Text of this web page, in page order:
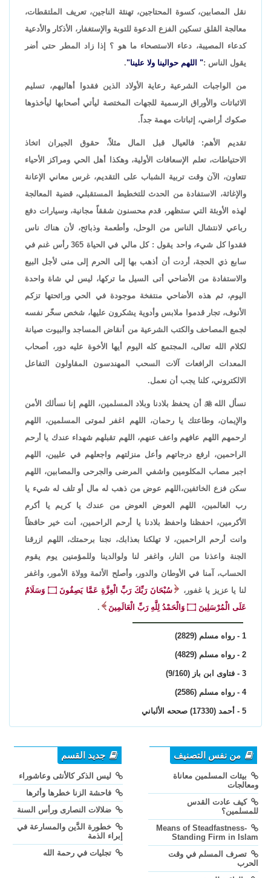
نقل المصابين، كسوة المحتاجين، تهنئة الناجين، تعريف الملتقطات،
معالجة القلق تسكين الفزع الدعوة للتوبة والإستغفار، الأذكار والأدعية
كدعاء المصيبة، دعاء الاستصحاء ما هو ؟ إذا زاد المطر حتى أضر
يقول الناس :" اللهم حوالينا ولا علينا".
من الواجبات الشرعية رعاية الأولاد الذين فقدوا أهاليهم، تسليم
الاثباتات والأوراق الرسمية للجهات المختصة ليأتي أصحابها ليأخذوها
صكوك أراضي، إثباتات مهمة جداً.
تقديم الأهم: فالعيال قبل المال مثلاً، حقوق الجيران اتخاذ
الاحتياطات، تعلم الإسعافات الأولية، وهكذا أهل الحي ومراكز الأحياء
تتعاون، الآن وقت تربية الشباب على التقديم، غرس معاني الإعانة
والإغاثة، الاستفادة من الحدث للتخطيط المستقبلي، قضية المعالجة
لهذه الأوبئة التي ستظهر، قدم محسنون شققاً مجانية، وسيارات دفع
رباعي لانتشال الناس من الوحل، وأطعمة وذبائح، لأن هناك ناس
فقدوا كل شيء، واحد يقول : كل مالي في الحياة 365 رأس غنم في
سابع ذي الحجة، أردت أن أذهب بها إلى الحرم إلى منى لأجل البيع
والاستفادة من الأضاحي أتى السيل ما تركها، ليس لي شاة واحدة
اليوم، ثم هذه الأضاحي منتفخة موجودة في الحي ورائحتها تزكم
الأنوف، تجار قدموا ملابس وأدوية يشكرون عليها، شخص سخّر نفسه
لجمع المصاحف والكتب الشرعية من أنقاض المساجد والبيوت صيانة
لكلام الله تعالى، المجتمع كله اليوم أيها الأخوة عليه دور، أصحاب
المعدات الرافعات آلات السحب المهندسون المقاولون التفاعل
الالكتروني، كلنا يجب أن نعمل.
نسأل الله أن يحفظ بلادنا وبلاد المسلمين، اللهم إنا نسألك الأمن
والإيمان، وطاعتك يا رحمان، اللهم اغفر لموتى المسلمين، اللهم
ارحمهم اللهم عافهم واعف عنهم، اللهم تقبلهم شهداء عندك يا أرحم
الراحمين، ارفع درجاتهم وأعل منزلتهم واجعلهم في عليين، اللهم
اجبر مصاب المكلومين واشفي المرضى والجرحى والمصابين، اللهم
سكن فزع الخائفين،اللهم عوض من ذهب له مال أو تلف له شيء يا
رب العالمين، اللهم العوض العوض من عندك يا كريم يا أكرم
الأكرمين، احفظنا واحفظ بلادنا يا أرحم الراحمين، أنت خير حافظاً
وانت أرحم الراحمين، لا تهلكنا بعذابك، نجنا برحمتك، اللهم ازرقنا
الجنة واعذنا من النار، واغفر لنا ولوالدينا وللمؤمنين يوم يقوم
الحساب، آمنا في الأوطان والدور، وأصلح الأئمة وولاة الأمور، واغفر
لنا يا عزيز يا غفور،
سُبْحَانَ رَبِّكَ رَبِّ الْعِزَّةِ عَمَّا يَصِفُونَ ۝ وَسَلَامٌ
عَلَى الْمُرْسَلِينَ ۝ وَالْحَمْدُ لِلَّهِ رَبِّ الْعَالَمِينَ
.
1 - رواه مسلم (2829)
2 - رواه مسلم (4829)
3 - فتاوى ابن باز (9/160)
4 - رواه مسلم (2586)
5 - أحمد (17330) صححه الألباني
من نفس التصنيف
بيئات المسلمين معاناة
ومعالجات
كيف عادت القدس
للمسلمين؟
Means of Steadfastness-
Standing Firm in Islam
تصرف المسلم في وقت
الحرب
جديد القسم
ليس الذكر كالأنثى وعاشوراء
فاحشة الزنا خطرها وأثرها
ضلالات النصارى ورأس السنة
خطورة الدَّين والمسارعة في
إبراء الذمة
تجليات في رحمة الله